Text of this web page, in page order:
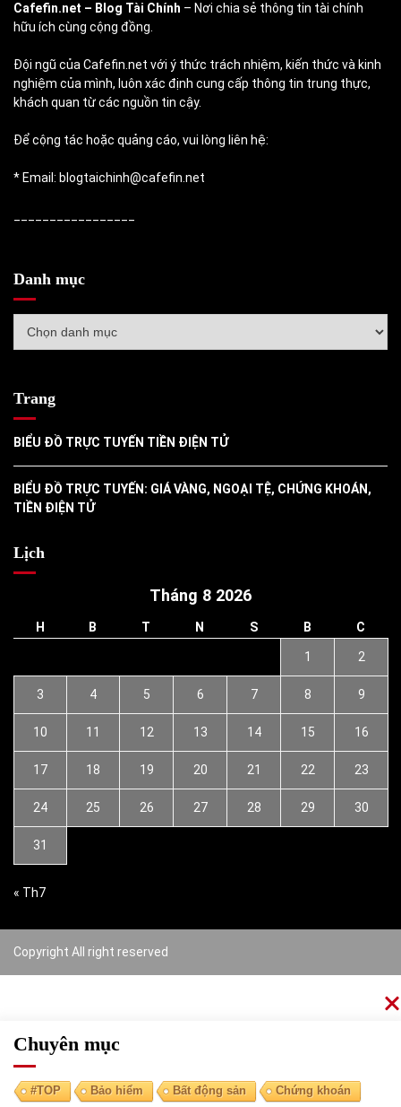
Cafefin.net – Blog Tài Chính – Nơi chia sẻ thông tin tài chính
hữu ích cùng cộng đồng.
Đội ngũ của Cafefin.net với ý thức trách nhiệm, kiến thức và kinh
nghiệm của mình, luôn xác định cung cấp thông tin trung thực,
khách quan từ các nguồn tin cậy.
Để cộng tác hoặc quảng cáo, vui lòng liên hệ:
* Email: blogtaichinh@cafefin.net
Danh mục
mục
Trang
BIỂU ĐỒ TRỰC TUYẾN TIỀN ĐIỆN TỬ
BIỂU ĐỒ TRỰC TUYẾN: GIÁ VÀNG, NGOẠI TỆ, CHỨNG KHOÁN,
TIỀN ĐIỆN TỬ
Lịch
Tháng 8 2026
H B T N S B C
1 2
3 4 5 6 7 8 9
10 11 12 13 14 15 16
17 18 19 20 21 22 23
24 25 26 27 28 29 30
31
« Th7
Copyright All right reserved
Chuyên mục
#TOP Bảo hiểm Bất động sản Chứng khoán